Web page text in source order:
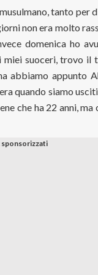
tanto per
non era molto
domenica ho
suoceri, trovo il
abbiamo appunto
quando siamo
che ha 22 anni, ma